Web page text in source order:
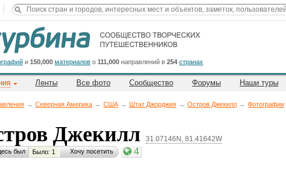
и 150,000 материалов о 111,000 направлений в 254 странах
Ленты Все фото Сообщество Форумы Наши туры
→ Северная Америка → CША → Штат Джорджия → Остров Джекилл → Фотографии
Джекилл 31.07146N, 81.41642W
был Было: 1 Хочу посетить 4